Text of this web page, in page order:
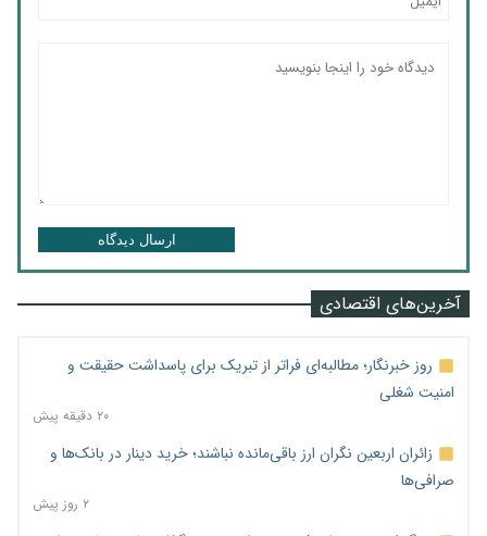
ارسال دیدگاه
آخرین‌های اقتصادی
روز خبرنگار؛ مطالبه‌ای فراتر از تبریک برای پاسداشت حقیقت و
امنیت شغلی
۲۰ دقیقه پیش
زائران اربعین نگران ارز باقی‌مانده نباشند؛ خرید دینار در بانک‌ها و
صرافی‌ها
۲ روز پیش